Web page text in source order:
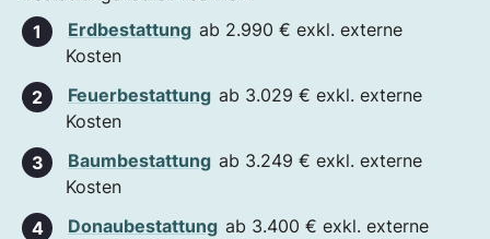
Erdbestattung ab 2.990 € exkl. externe
Kosten
Feuerbestattung ab 3.029 € exkl. externe
Kosten
Baumbestattung ab 3.249 € exkl. externe
Kosten
Donaubestattung ab 3.400 € exkl. externe